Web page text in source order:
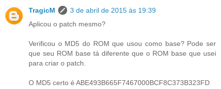
TragicM
3 de abril de 2015 às 19:39
Aplicou o patch mesmo?
Verificou o MD5 do ROM que usou como base? Pode ser
que seu ROM base tá diferente que o ROM base que usei
para criar o patch.
O MD5 certo é ABE493B665F7467000BCF8C373B323FD